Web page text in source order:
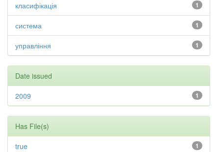
1
класифікація
1
система
1
управління
Date issued
1
2009
Has File(s)
1
true